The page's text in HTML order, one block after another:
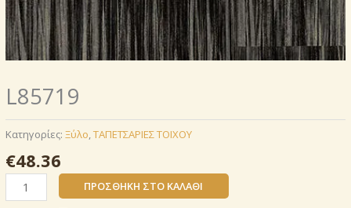
L85719
Κατηγορίες: Ξύλο,ΤΑΠΕΤΣΑΡΙΕΣ ΤΟΙΧΟΥ
€48.36
L85719
ποσότητα
ΠΡΟΣΘΉΚΗ ΣΤΟ ΚΑΛΆΘΙ